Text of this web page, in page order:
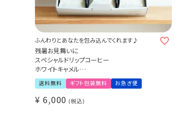
ふんわりとあなたを包み込んでくれます♪
残暑お見舞いに
スペシャルドリップコーヒー
ホワイトキャメル
30杯ギフトセット
送料無料 ギフト包装無料 お急ぎ便
¥ 6,000 税込